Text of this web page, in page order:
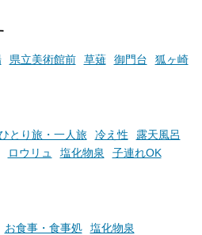
ろ県立美術館前 草薙 御門台
狐ヶ崎
とり旅・一人旅 冷え性
露天風呂
ロウリュ 塩化物泉
子連れOK
お食事・食事処
塩化物泉